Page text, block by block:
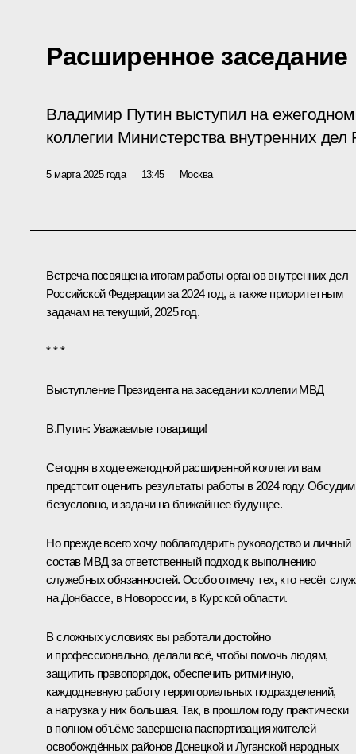
Расширенное
Владимир Путин выступил на
коллегии Министерства внутренних дел
5 марта 2025 года 13:45 Москва
Встреча посвящена итогам работы органов внутренних дел
Российской Федерации за 2024 год, а также приоритетным
задачам на текущий, 2025 год.
* * *
Выступление Президента на заседании коллегии МВД
В.Путин: Уважаемые товарищи!
Сегодня в ходе ежегодной расширенной коллегии вам
предстоит оценить результаты работы в 2024 году.
безусловно, и задачи на ближайшее будущее.
Но прежде всего хочу поблагодарить руководство и личный
состав МВД за ответственный подход к выполнению
служебных обязанностей. Особо отмечу тех, кто несёт
на Донбассе, в Новороссии, в Курской области.
В сложных условиях вы работали достойно
и профессионально, делали всё, чтобы помочь людям,
защитить правопорядок, обеспечить ритмичную,
каждодневную работу территориальных подразделений,
а нагрузка у них большая. Так, в прошлом году практически
в полном объёме завершена паспортизация жителей
освобождённых районов Донецкой и Луганской народных